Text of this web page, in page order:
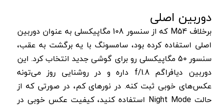
دوربین اصلی
برخلاف M54 که از سنسور 108 مگاپیکسلی به عنوان دوربین
اصلی استفاده کرده بود، سامسونگ با یه برگشت به عقب،
سنسور 50 مگاپیکسلی رو برای گوشی جدید انتخاب کرد. این
دوربین دیافراگم f/1.8 داره و در روشنایی روز می‌تونه
عکس‌های خوبی ثبت کنه. در نورهای کم، در صورتی که از
حالت Night Mode استفاده کنید، کیفیت عکس خوبی در